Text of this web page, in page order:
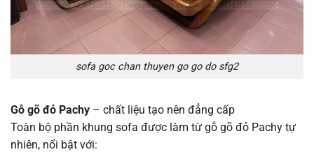
sofa goc chan thuyen go go do sfg2
Gỗ gõ đỏ Pachy – chất liệu tạo nên đẳng cấp
Toàn bộ phần khung sofa được làm từ gỗ gõ đỏ Pachy tự
nhiên, nổi bật với: